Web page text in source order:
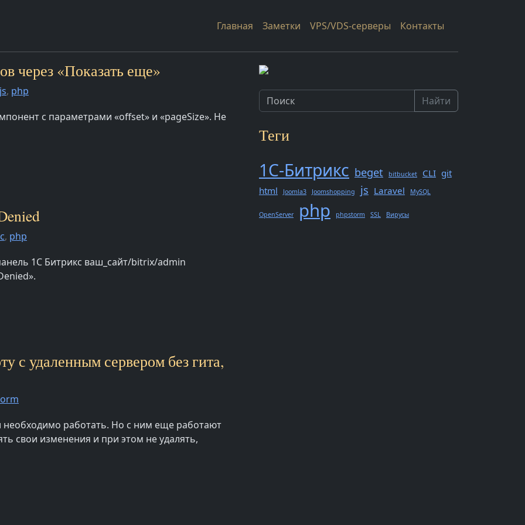
Главная Заметки VPS/VDS-серверы Контакты
через «Показать еще»
js, php
с параметрами «offset» и «pageSize». Не
, php
1С Битрикс ваш_сайт/bitrix/admin
с удаленным сервером без гита,
необходимо работать. Но с ним еще работают
свои изменения и при этом не удалять,
Найти
Теги
1С-Битрикс beget bitbucket CLI git
html
Joomla3 Joomshopping js Laravel MySQL
OpenServer php phpstorm SSL Вирусы